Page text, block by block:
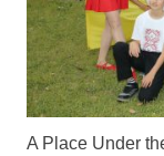
A Place Under